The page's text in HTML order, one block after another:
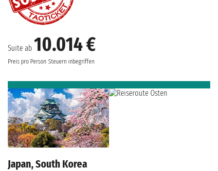
Suite ab 10.014 €
Preis pro Person Steuern inbegriffen
Japan, South Korea